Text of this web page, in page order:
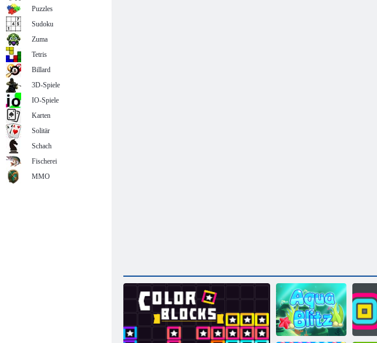
Puzzles
Sudoku
Zuma
Tetris
Billard
3D-Spiele
IO-Spiele
Karten
Solitär
Schach
Fischerei
MMO